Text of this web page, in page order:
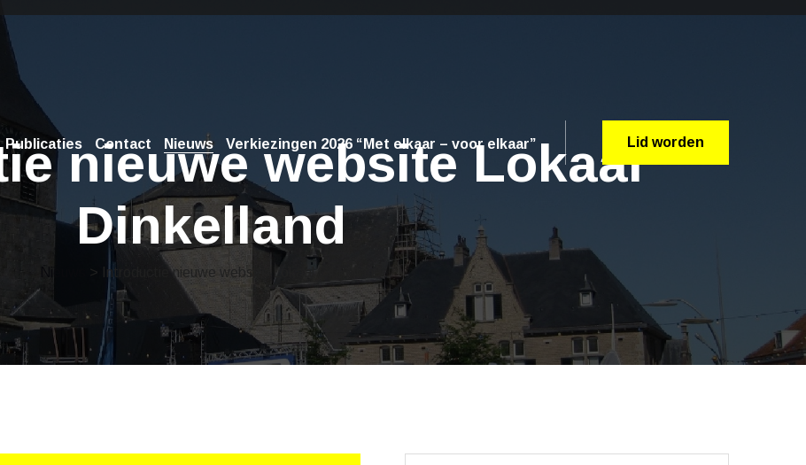
Publicaties Contact Nieuws Verkiezingen 2026 “Met elkaar – voor elkaar” Lid worden
nieuwe website Lokaal
Dinkelland
> Introductie nieuwe website Lokaal Dinkelland